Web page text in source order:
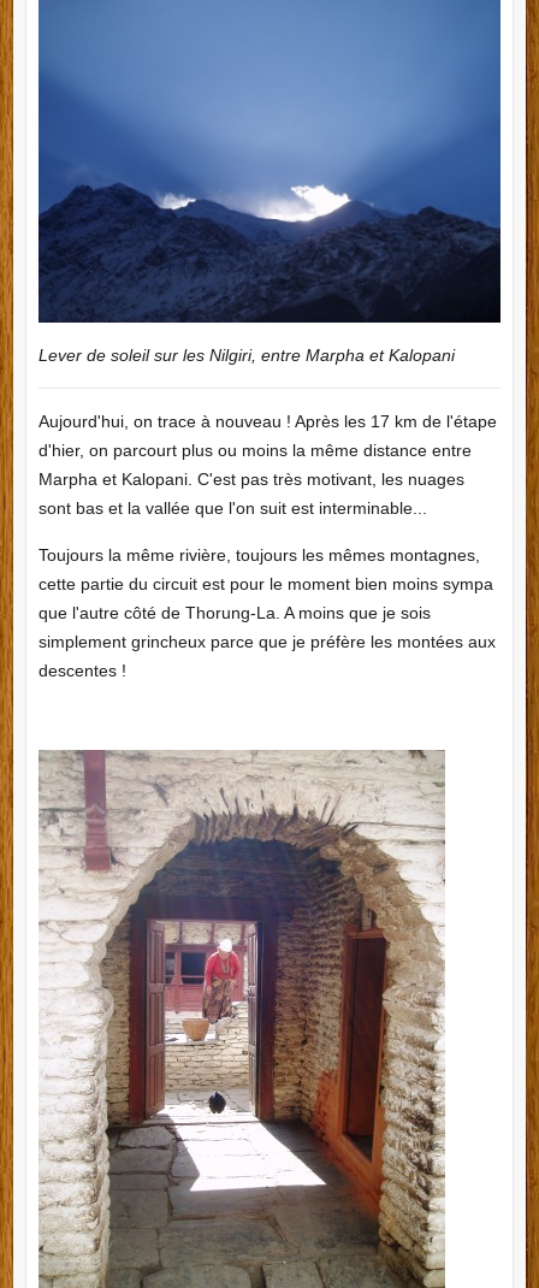
Lever de soleil sur les Nilgiri, entre Marpha et Kalopani
Aujourd'hui, on trace à nouveau ! Après les 17 km de l'étape
d'hier, on parcourt plus ou moins la même distance entre
Marpha et Kalopani. C'est pas très motivant, les nuages
sont bas et la vallée que l'on suit est interminable...
Toujours la même rivière, toujours les mêmes montagnes,
cette partie du circuit est pour le moment bien moins sympa
que l'autre côté de Thorung-La. A moins que je sois
simplement grincheux parce que je préfère les montées aux
descentes !